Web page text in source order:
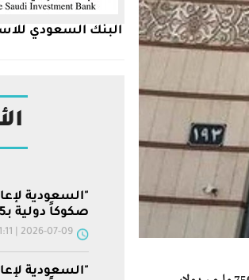
البنك السعودي
"السعودية
صكوكاً دولية بـ2.75 مليار دولار
2026-07-09 | 01:11
"السعودية